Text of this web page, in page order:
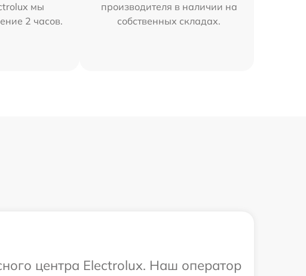
мы
2 часов.
производителя в наличии на
собственных складах.
центра Electrolux. Наш оператор